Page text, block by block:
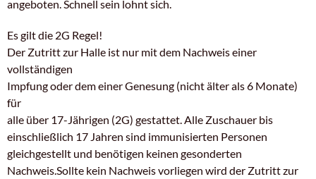
angeboten. Schnell sein lohnt sich.
Es gilt die 2G Regel!
Der Zutritt zur Halle ist nur mit dem Nachweis einer
vollständigen
Impfung oder dem einer Genesung (nicht älter als 6 Monate)
für
alle über 17-Jährigen (2G) gestattet. Alle Zuschauer bis
einschließlich 17 Jahren sind immunisierten Personen
gleichgestellt und benötigen keinen gesonderten
Nachweis.Sollte kein Nachweis vorliegen wird der Zutritt zur